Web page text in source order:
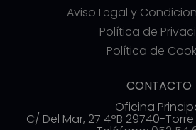
Aviso Legal y
Política de
Política de
CONTACTO
Oficina
C/ Del Mar, 27 4ºB 29740-